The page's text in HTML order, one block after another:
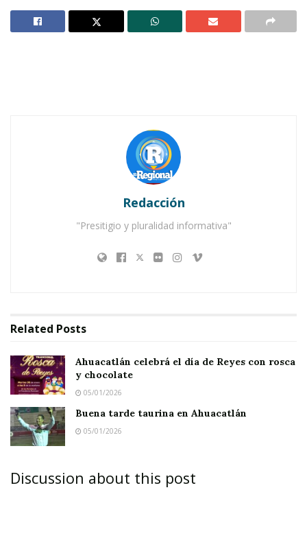
Ahuacatlán celebrá el día de Reyes con rosca y
Buena tarde taurina en Ahuacatlán
Redacción
"Presitigio y pluralidad informativa"
Related Posts
Ahuacatlán celebrá el día de Reyes con rosca
y chocolate
05/01/2026
Buena tarde taurina en Ahuacatlán
05/01/2026
Discussion about this post